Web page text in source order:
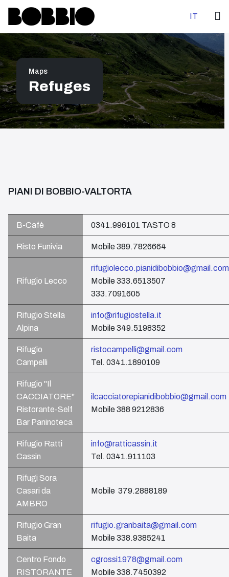
Select your
IT
Maps
Refuges
PIANI DI BOBBIO-VALTORTA
B-Cafè 0341.996101 TASTO 8
Risto Funivia Mobile 389.7826664
Rifugio Lecco
rifugiolecco.pianidibobbio@gmail.com
Mobile 333.6513507
333.7091605
Rifugio Stella
Alpina
info@rifugiostella.it
Mobile 349.5198352
Rifugio
Campelli
ristocampelli@gmail.com
Tel. 0341.1890109
Rifugio "Il
CACCIATORE"
Ristorante-Self
Bar Paninoteca
ilcacciatorepianidibobbio@gmail.com
Mobile 388 9212836
Rifugio Ratti
Cassin
info@ratticassin.it
Tel. 0341.911103
Rifugi Sora
Casari da
AMBRO
Mobile 379.2888189
Rifugio Gran
Baita
rifugio.granbaita@gmail.com
Mobile 338.9385241
Centro Fondo
RISTORANTE
cgrossi1978@gmail.com
Mobile 338.7450392